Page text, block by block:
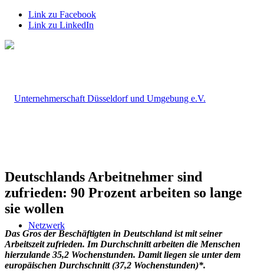
Link zu Facebook
Link zu LinkedIn
Netzwerk
Deutschlands Arbeitnehmer sind
zufrieden: 90 Prozent arbeiten so lange
sie wollen
Das Gros der Beschäftigten in Deutschland ist mit seiner
Arbeitszeit zufrieden. Im Durchschnitt arbeiten die Menschen
hierzulande 35,2 Wochenstunden. Damit liegen sie unter dem
europäischen Durchschnitt (37,2 Wochenstunden)*.